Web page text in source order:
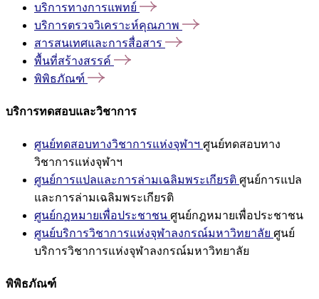
บริการทางการแพทย์
บริการตรวจวิเคราะห์คุณภาพ
สารสนเทศและการสื่อสาร
พื้นที่สร้างสรรค์
พิพิธภัณฑ์
บริการทดสอบและวิชาการ
ศูนย์ทดสอบทางวิชาการแห่งจุฬาฯ ศูนย์ทดสอบทาง
วิชาการแห่งจุฬาฯ
ศูนย์การแปลและการล่ามเฉลิมพระเกียรติ ศูนย์การแปล
และการล่ามเฉลิมพระเกียรติ
ศูนย์กฎหมายเพื่อประชาชน ศูนย์กฎหมายเพื่อประชาชน
ศูนย์บริการวิชาการแห่งจุฬาลงกรณ์มหาวิทยาลัย ศูนย์
บริการวิชาการแห่งจุฬาลงกรณ์มหาวิทยาลัย
พิพิธภัณฑ์